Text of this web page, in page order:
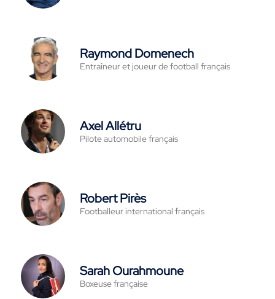
Raymond Domenech
Entraîneur et joueur de football français
Axel Allétru
Pilote automobile français
Robert Pirès
Footballeur international français
Sarah Ourahmoune
Boxeuse française